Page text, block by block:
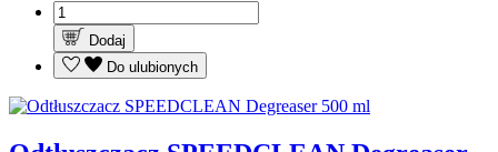
Dodaj
Do ulubionych